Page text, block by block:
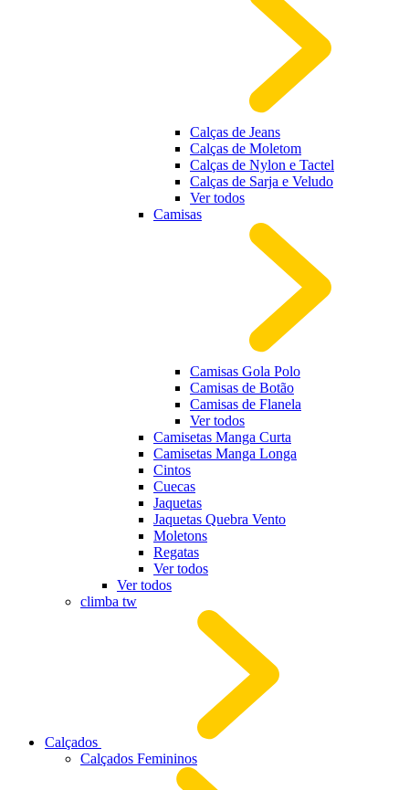
Calças de Jeans
Calças de Moletom
Calças de Nylon e Tactel
Calças de Sarja e Veludo
Ver todos
Camisas
Camisas Gola Polo
Camisas de Botão
Camisas de Flanela
Ver todos
Camisetas Manga Curta
Camisetas Manga Longa
Cintos
Cuecas
Jaquetas
Jaquetas Quebra Vento
Moletons
Regatas
Ver todos
Ver todos
climba tw
Calçados
Calçados Femininos